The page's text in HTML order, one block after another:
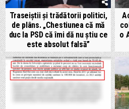
Traseiștii și trădătorii politici,
de plâns. „Chestiunea că mă
duc la PSD că îmi dă nu ştiu ce
este absolut falsă”
o